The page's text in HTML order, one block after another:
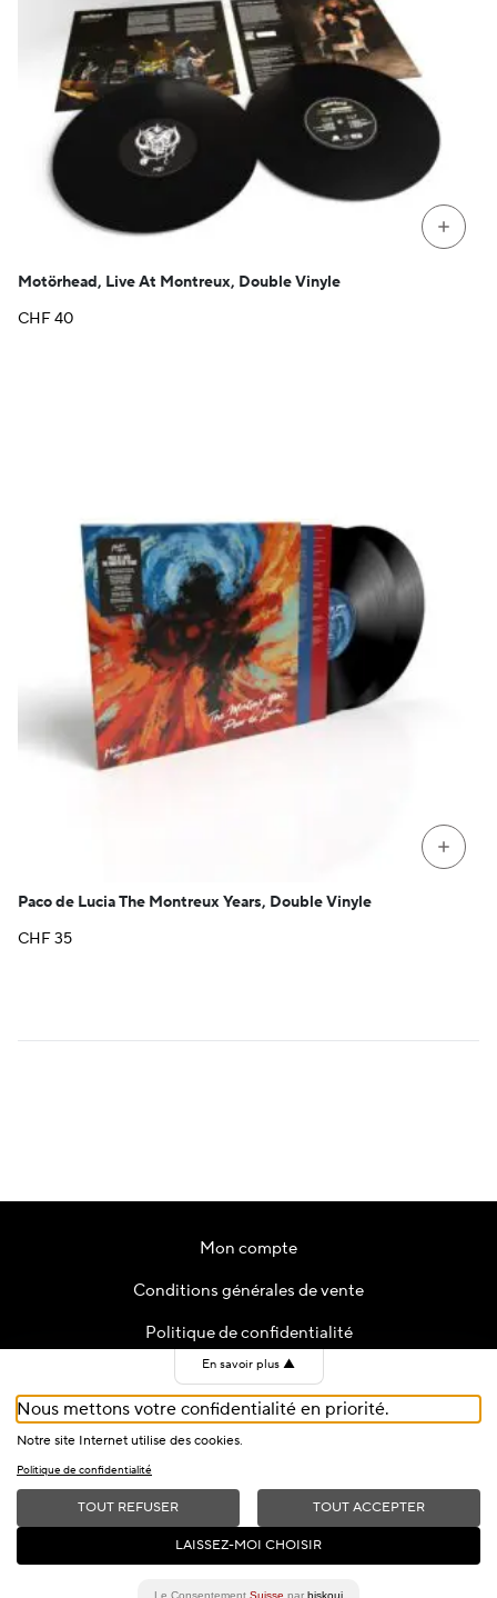
+
Motörhead, Live At Montreux, Double Vinyle
CHF40
+
Paco de Lucia The Montreux Years, Double Vinyle
CHF35
Mon compte
Conditions générales de vente
Politique de confidentialité
Contact
Cookies
2026 © Fondation du Festival de Jazz de Montreux — All Rights
Reserved
En savoir plus ▲
Nous mettons votre confidentialité en priorité.
Notre site Internet utilise des cookies.
Politique de confidentialité
TOUT REFUSER TOUT ACCEPTER
LAISSEZ-MOI CHOISIR
Le Consentement Suisse par biskoui